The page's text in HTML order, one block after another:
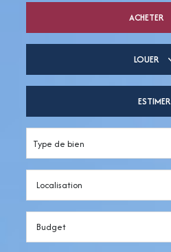
ACHETER
LOUER
ESTIMER
Type de bien
Budget